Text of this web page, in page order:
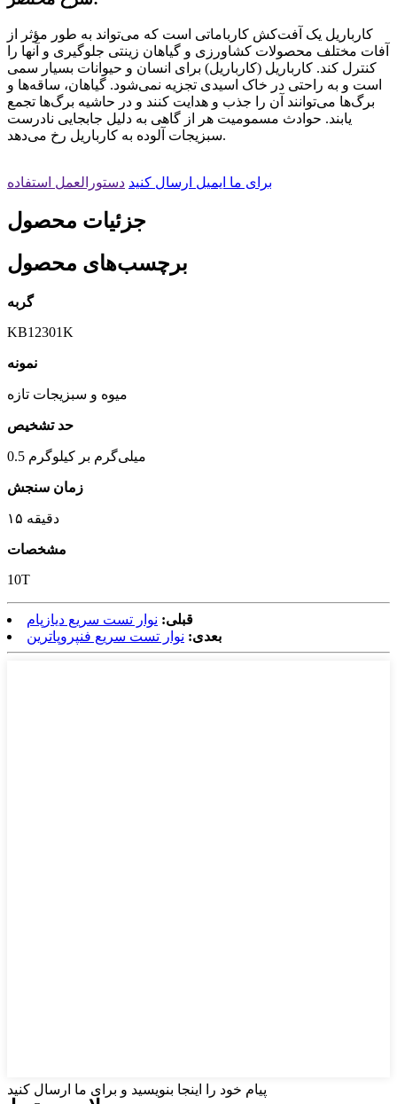
کارباریل یک آفت‌کش کارباماتی است که می‌تواند به طور مؤثر از
آفات مختلف محصولات کشاورزی و گیاهان زینتی جلوگیری و آنها را
کنترل کند. کارباریل (کارباریل) برای انسان و حیوانات بسیار سمی
است و به راحتی در خاک اسیدی تجزیه نمی‌شود. گیاهان، ساقه‌ها و
برگ‌ها می‌توانند آن را جذب و هدایت کنند و در حاشیه برگ‌ها تجمع
یابند. حوادث مسمومیت هر از گاهی به دلیل جابجایی نادرست
سبزیجات آلوده به کارباریل رخ می‌دهد.
برای ما ایمیل ارسال کنید دستورالعمل استفاده
جزئیات محصول
برچسب‌های محصول
گربه
KB12301K
نمونه
میوه و سبزیجات تازه
حد تشخیص
0.5 میلی‌گرم بر کیلوگرم
زمان سنجش
۱۵ دقیقه
مشخصات
10T
قبلی: نوار تست سریع دیازپام
بعدی: نوار تست سریع فنپروپاترین
پیام خود را اینجا بنویسید و برای ما ارسال کنید